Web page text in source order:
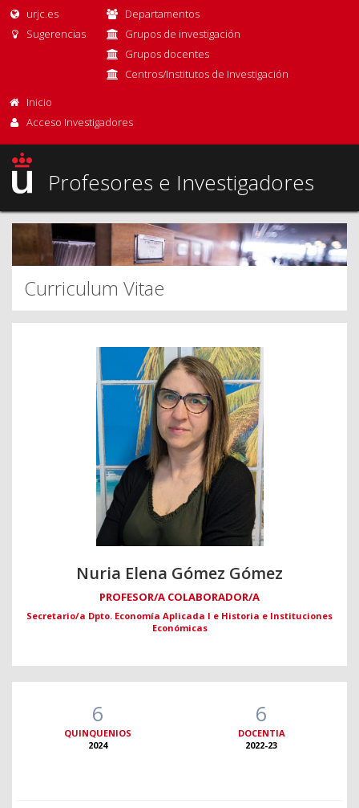
urjc.es
Sugerencias
Departamentos
Grupos de investigación
Grupos docentes
Centros/Institutos de Investigación
Inicio
Acceso Investigadores
Profesores e Investigadores
Curriculum Vitae
Nuria Elena Gómez Gómez
PROFESOR/A COLABORADOR/A
Secretario/a Dpto. Economía Aplicada I e Historia e Instituciones
Económicas
6
QUINQUENIOS
2024
6
DOCENTIA
2022-23